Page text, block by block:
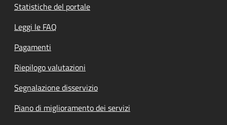
Statistiche del portale
Leggi le FAQ
Pagamenti
Riepilogo valutazioni
Segnalazione disservizio
Piano di miglioramento dei servizi